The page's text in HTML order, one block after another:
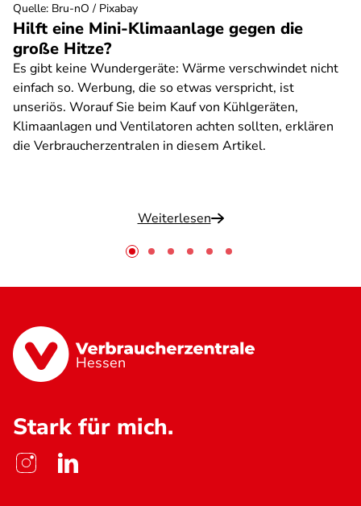
Hilft eine Mini-Klimaanlage gegen die
große Hitze?
Es gibt keine Wundergeräte: Wärme verschwindet nicht
einfach so. Werbung, die so etwas verspricht, ist
unseriös. Worauf Sie beim Kauf von Kühlgeräten,
Klimaanlagen und Ventilatoren achten sollten, erklären
die Verbraucherzentralen in diesem Artikel.
Weiterlesen
Quelle: Bru-nO / Pixabay
Hessen
Stark für mich.